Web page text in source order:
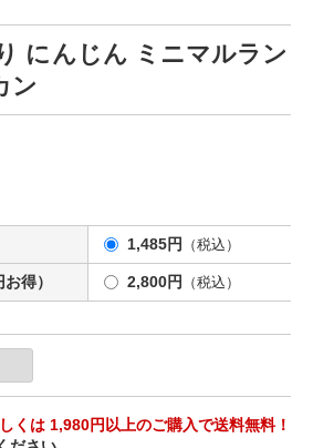
にんじん ミニマルラン
ン
1,485円 （税込）
得） 2,800円 （税込）
くは 1,980円以上のご購入で送料無料！